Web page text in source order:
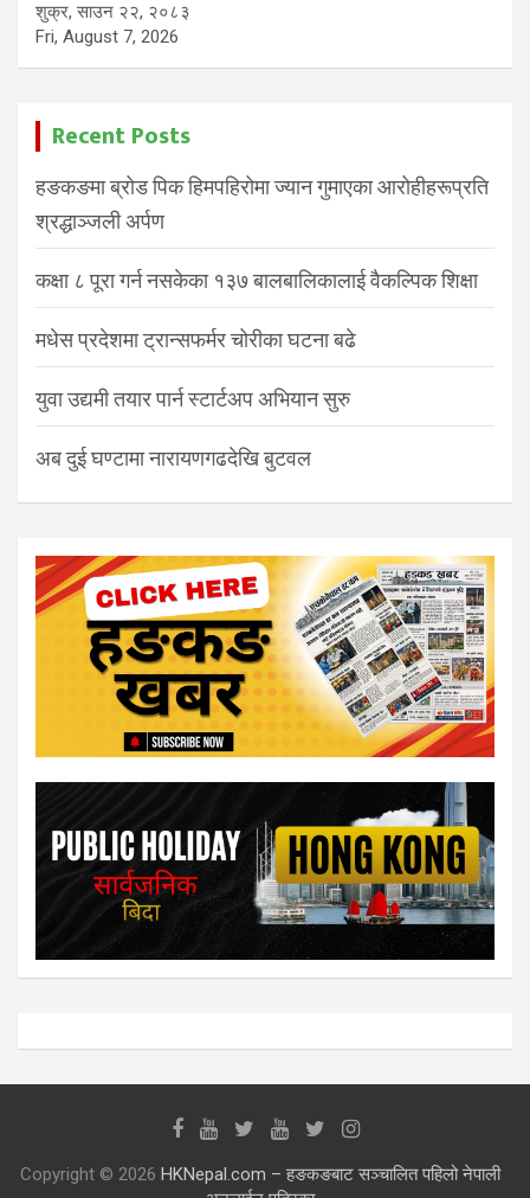
शुक्र, साउन २२, २०८३
Fri, August 7, 2026
Recent Posts
हङकङमा ब्रोड पिक हिमपहिरोमा ज्यान गुमाएका आरोहीहरूप्रति
श्रद्धाञ्जली अर्पण
कक्षा ८ पूरा गर्न नसकेका १३७ बालबालिकालाई वैकल्पिक शिक्षा
मधेस प्रदेशमा ट्रान्सफर्मर चोरीका घटना बढे
युवा उद्यमी तयार पार्न स्टार्टअप अभियान सुरु
अब दुई घण्टामा नारायणगढदेखि बुटवल
Copyright © 2026 HKNepal.com – हङकङबाट सञ्चालित पहिलो नेपाली